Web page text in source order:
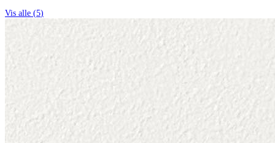
Vis alle (5)